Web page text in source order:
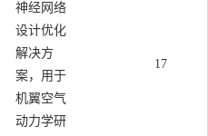
神经网络
设计优化
解决方
案，用于
机翼空气
动力学研
17